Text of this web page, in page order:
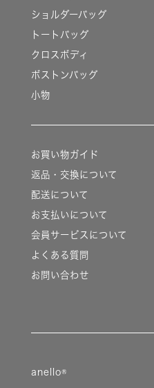
ショルダーバッグ
トートバッグ
クロスボディ
ボストンバッグ
小物
お買い物ガイド
返品・交換について
配送について
お支払いについて
会員サービスについて
よくある質問
お問い合わせ
anello®